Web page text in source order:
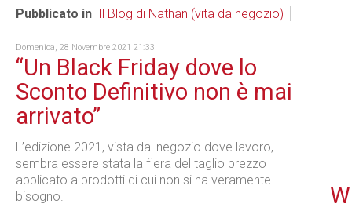
Pubblicato in
Il Blog di Nathan (vita da negozio)
Domenica, 28 Novembre 2021 21:33
“Un Black Friday dove lo
Sconto Definitivo non è mai
arrivato”
L’edizione 2021, vista dal negozio dove lavoro,
sembra essere stata la fiera del taglio prezzo
applicato a prodotti di cui non si ha veramente
bisogno.